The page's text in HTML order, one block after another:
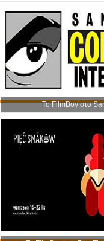
Το FilmBoy στο